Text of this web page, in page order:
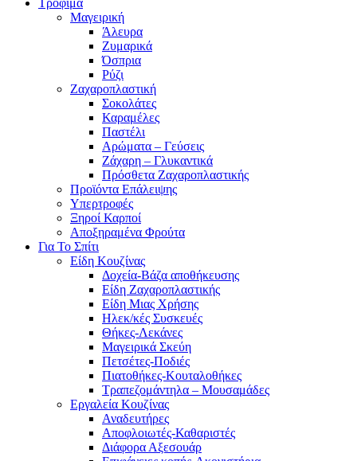
Τρόφιμα
Μαγειρική
Άλευρα
Ζυμαρικά
Όσπρια
Ρύζι
Ζαχαροπλαστική
Σοκολάτες
Καραμέλες
Παστέλι
Αρώματα – Γεύσεις
Ζάχαρη – Γλυκαντικά
Πρόσθετα Ζαχαροπλαστικής
Προϊόντα Επάλειψης
Υπερτροφές
Ξηροί Καρποί
Αποξηραμένα Φρούτα
Για Το Σπίτι
Είδη Κουζίνας
Δοχεία-Βάζα αποθήκευσης
Είδη Ζαχαροπλαστικής
Είδη Μιας Χρήσης
Ηλεκ/κές Συσκευές
Θήκες-Λεκάνες
Μαγειρικά Σκεύη
Πετσέτες-Ποδιές
Πιατοθήκες-Κουταλοθήκες
Τραπεζομάντηλα – Μουσαμάδες
Εργαλεία Κουζίνας
Αναδευτήρες
Αποφλοιωτές-Καθαριστές
Διάφορα Αξεσουάρ